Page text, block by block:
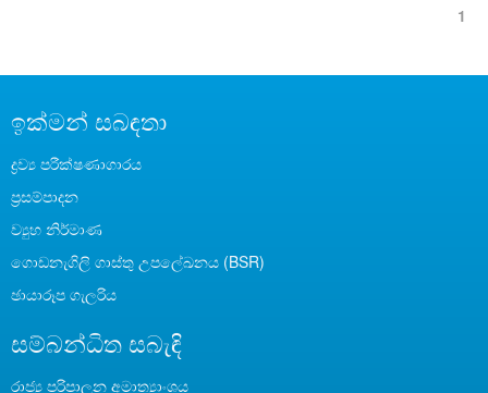
1
ඉක්මන් සබඳතා
ද්‍රව්‍ය පරීක්ෂණාගාරය
ප්‍රසම්පාදන
ව්‍යුහ නිර්මාණ
ගොඩනැගිලි ගාස්තු උපලේඛනය (BSR)
ඡායාරූප ගැලරිය
සම්බන්ධිත සබැඳි
රාජ්‍ය පරිපාලන අමාත්‍යාංශය